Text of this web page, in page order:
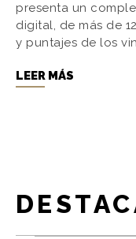
presenta un
digital, de más de
y puntajes de los
LEER MÁS